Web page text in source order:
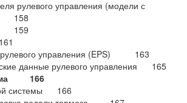
рулевого управления (модели с
158
159
рулевого управления (EPS) 163
данные рулевого управления 165
166
системы 166